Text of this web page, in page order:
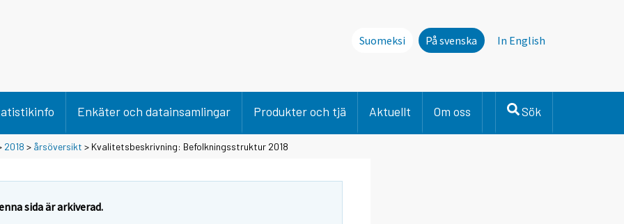
Suomeksi På svenska In English
Enkäter och datainsamlingar Produkter och tjä Aktuellt Om oss Sök
2018 > årsöversikt > Kvalitetsbeskrivning: Befolkningsstruktur 2018
sida är arkiverad.